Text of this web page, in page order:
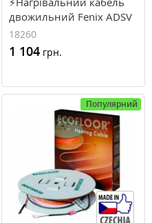
двожильний Fenix ADSV
18260, 1.6...1.9м², 260Вт,
14.5м.п, 18Вт\м.п
18260
1 104 грн.
Популярний